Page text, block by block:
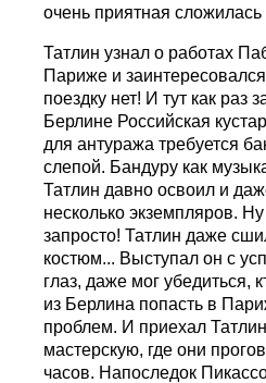
очень приятная
Татлин узнал о работах
Париже и
поездку нет! И тут как раз
Берлине Российская
для антуража требуется
слепой. Бандуру как
Татлин давно освоил и
несколько экземпляров.
запросто! Татлин даже
костюм... Выступал он с
глаз, даже мог убедиться,
из Берлина попасть в
проблем. И приехал
мастерскую, где они
часов. Напоследок